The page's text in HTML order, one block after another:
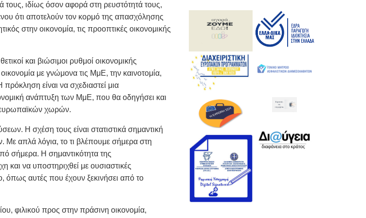
τους, ιδίως όσον αφορά στη ρευστότητά τους,
ότι αποτελούν τον κορμό της απασχόλησης
στην οικονομία, τις προοπτικές οικονομικής
και βιώσιμοι ρυθμοί οικονομικής
με γνώμονα τις ΜμΕ, την καινοτομία,
είναι να σχεδιαστεί μια
ανάπτυξη των ΜμΕ, που θα οδηγήσει και
ευρωπαϊκών χωρών.
Η σχέση τους είναι στατιστικά σημαντική
Με απλά λόγια, το τι βλέπουμε σήμερα στη
σήμερα. Η σημαντικότητα της
και να υποστηριχθεί με ουσιαστικές
όπως αυτές που έχουν ξεκινήσει από το
φιλικού προς στην πράσινη οικονομία,